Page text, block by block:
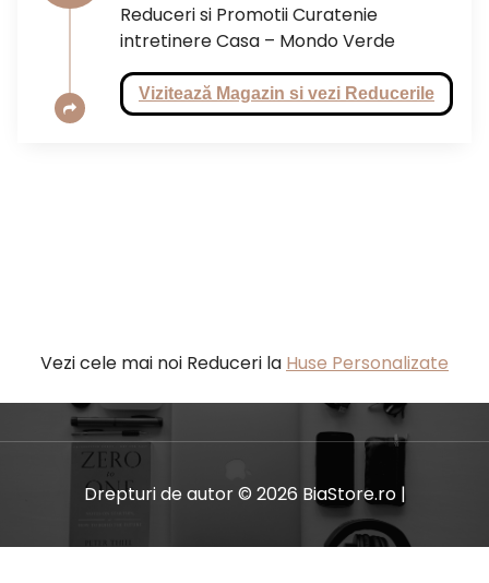
Reduceri si Promotii Curatenie
intretinere Casa – Mondo Verde
Vizitează Magazin si vezi Reducerile
Vezi cele mai noi Reduceri la Huse Personalizate
Drepturi de autor © 2026 BiaStore.ro |